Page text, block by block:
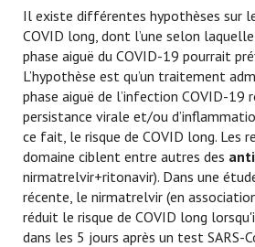
Il existe différentes hypothèses sur
COVID long, dont l’une selon
phase aiguë du COVID-19 pourrait
L’hypothèse est qu’un traitement
phase aiguë de l’infection COVID-19
persistance virale et/ou
ce fait, le risque de COVID long. Les
domaine ciblent entre autres des
nirmatrelvir+ritonavir). Dans une
récente, le nirmatrelvir (en
réduit le risque de COVID long
dans les 5 jours après un test SARS-